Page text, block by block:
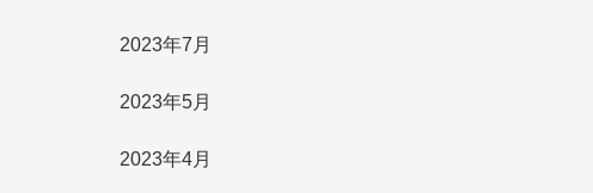
2023年7月
2023年5月
2023年4月